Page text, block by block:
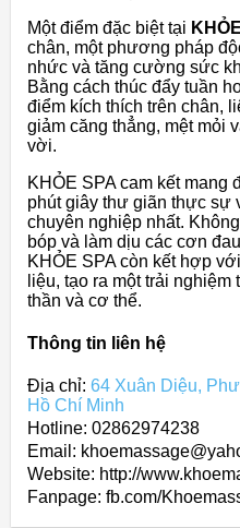
Một điểm đặc biệt tại
chân, một phương pháp
nhức và tăng cường sức
Bằng cách thúc đẩy tuần
điểm kích thích trên chân,
giảm căng thẳng, mệt mỏi
vời.
KHỎE SPA cam kết mang
phút giây thư giãn thực sự
chuyên nghiệp nhất.
bóp và làm dịu các cơn
KHỎE SPA còn kết hợp
liệu, tạo ra một trải
thần và cơ thể.
Thông tin liên hệ
Địa chỉ: 64 Xuân Diệu,
Hồ Chí Minh
Hotline: 02862974238
Email:
Website: http://
Fanpage: fb.com/